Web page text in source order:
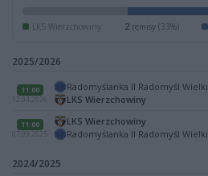
LKS Wierzchowiny 2remisy (33%)
2025/2026
11:00
12.04.2026
Radomyślanka II Radomyśl Wielki
LKS Wierzchowiny
11:00
07.09.2025
LKS Wierzchowiny
Radomyślanka II Radomyśl Wielki
2024/2025